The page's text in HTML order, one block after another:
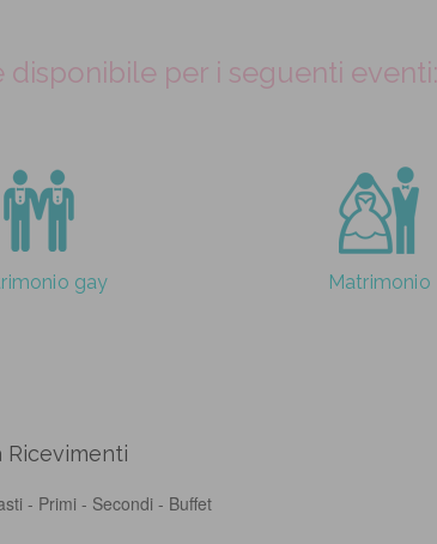
per i seguenti eventi:
gay Matrimonio
Ricevimenti
- Primi - Secondi - Buffet